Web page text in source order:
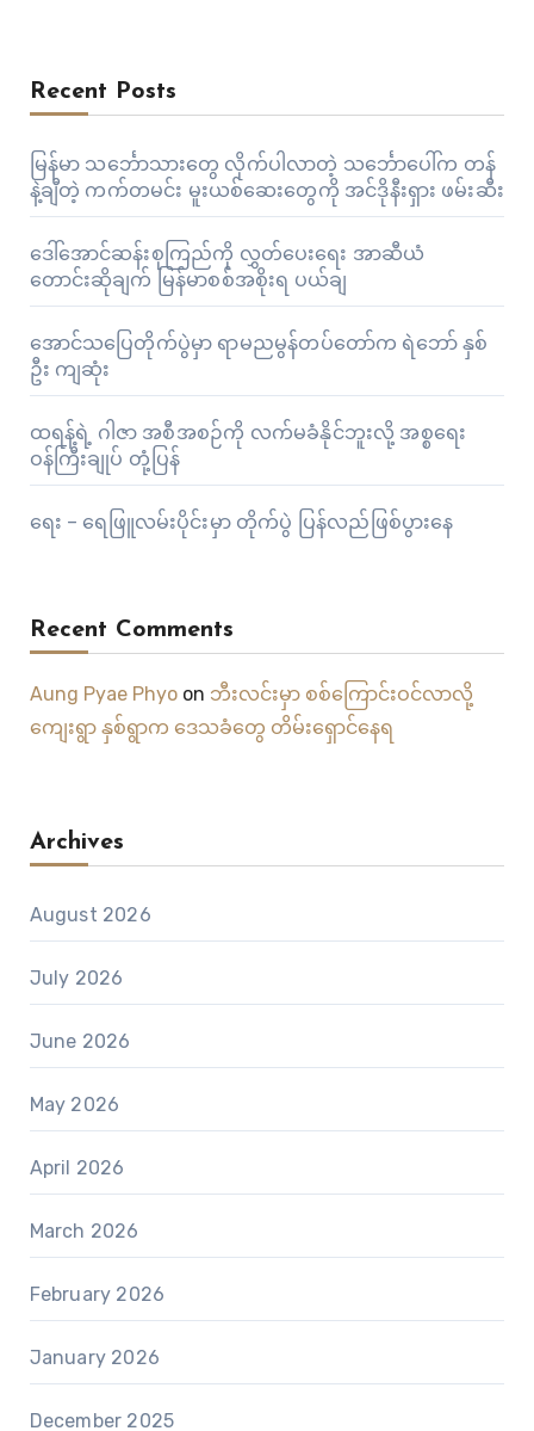
Recent Posts
မြန်မာ သင်္ဘောသားတွေ လိုက်ပါလာတဲ့ သင်္ဘောပေါ်က တန်
နဲ့ချီတဲ့ ကက်တမင်း မူးယစ်ဆေးတွေကို အင်ဒိုနီးရှား ဖမ်းဆီး
ဒေါ်အောင်ဆန်းစုကြည်ကို လွှတ်ပေးရေး အာဆီယံ
တောင်းဆိုချက် မြန်မာစစ်အစိုးရ ပယ်ချ
အောင်သပြေတိုက်ပွဲမှာ ရာမညမွန်တပ်တော်က ရဲဘော် နှစ်
ဦး ကျဆုံး
ထရန့်ရဲ့ ဂါဇာ အစီအစဉ်ကို လက်မခံနိုင်ဘူးလို့ အစ္စရေး
ဝန်ကြီးချုပ် တုံ့ပြန်
ရေး – ရေဖြူလမ်းပိုင်းမှာ တိုက်ပွဲ ပြန်လည်ဖြစ်ပွားနေ
Recent Comments
Aung Pyae Phyoon ဘီးလင်းမှာ စစ်ကြောင်းဝင်လာလို့
ကျေးရွာ နှစ်ရွာက ဒေသခံတွေ တိမ်းရှောင်နေရ
Archives
August 2026
July 2026
June 2026
May 2026
April 2026
March 2026
February 2026
January 2026
December 2025